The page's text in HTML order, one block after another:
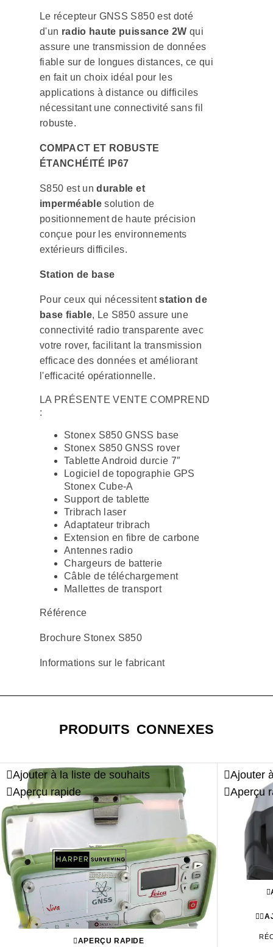
Le récepteur GNSS S850 est doté
d'un radio haute puissance 2W qui
assure une transmission de données
fiable sur de longues distances, ce qui
en fait un choix idéal pour les
applications à distance ou difficiles
nécessitant une connectivité sans fil
robuste.
COMPACT ET ROBUSTE
ÉTANCHÉITÉ IP67
S850 est undurable et
imperméablesolution de
positionnement de haute précision
conçue pour les environnements
extérieurs difficiles.
Station de base
Pour ceux qui nécessitentstation de
base fiable, Le S850 assure une
connectivité radio transparente avec
votre rover, facilitant la transmission
efficace des données et améliorant
l'efficacité opérationnelle.
LA PRÉSENTE VENTE COMPREND
:
Stonex S850 GNSS base
Stonex S850 GNSS rover
Tablette Android durcie 7″
Logiciel de topographie GPS
Stonex Cube-A
Support de tablette
Tribrach laser
Adaptateur tribrach
Extension en fibre de carbone
Antennes radio
Chargeurs de batterie
Câble de téléchargement
Mallettes de transport
Référence
Brochure Stonex S850
Informations sur le fabricant
PRODUITS CONNEXES
Ajouter à la liste de souhaits
Aperçu rapide
APERÇU RAPIDE
Ajouter
Aperçu